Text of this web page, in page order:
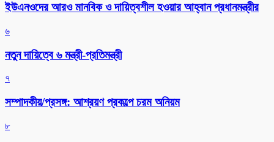
ইউএনওদের আরও মানবিক ও দায়িত্বশীল হওয়ার আহ্বান প্রধানমন্ত্রীর
৬
নতুন দায়িত্বে ৬ মন্ত্রী-প্রতিমন্ত্রী
৭
সম্পাদকীয়/প্রসঙ্গ: আশ্রয়ণ প্রকল্পে চরম অনিয়ম
৮